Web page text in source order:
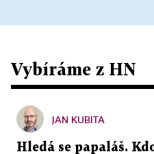
Vybíráme z HN
JAN KUBITA
Hledá se papaláš.